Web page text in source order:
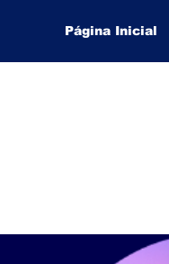
Página Inicial